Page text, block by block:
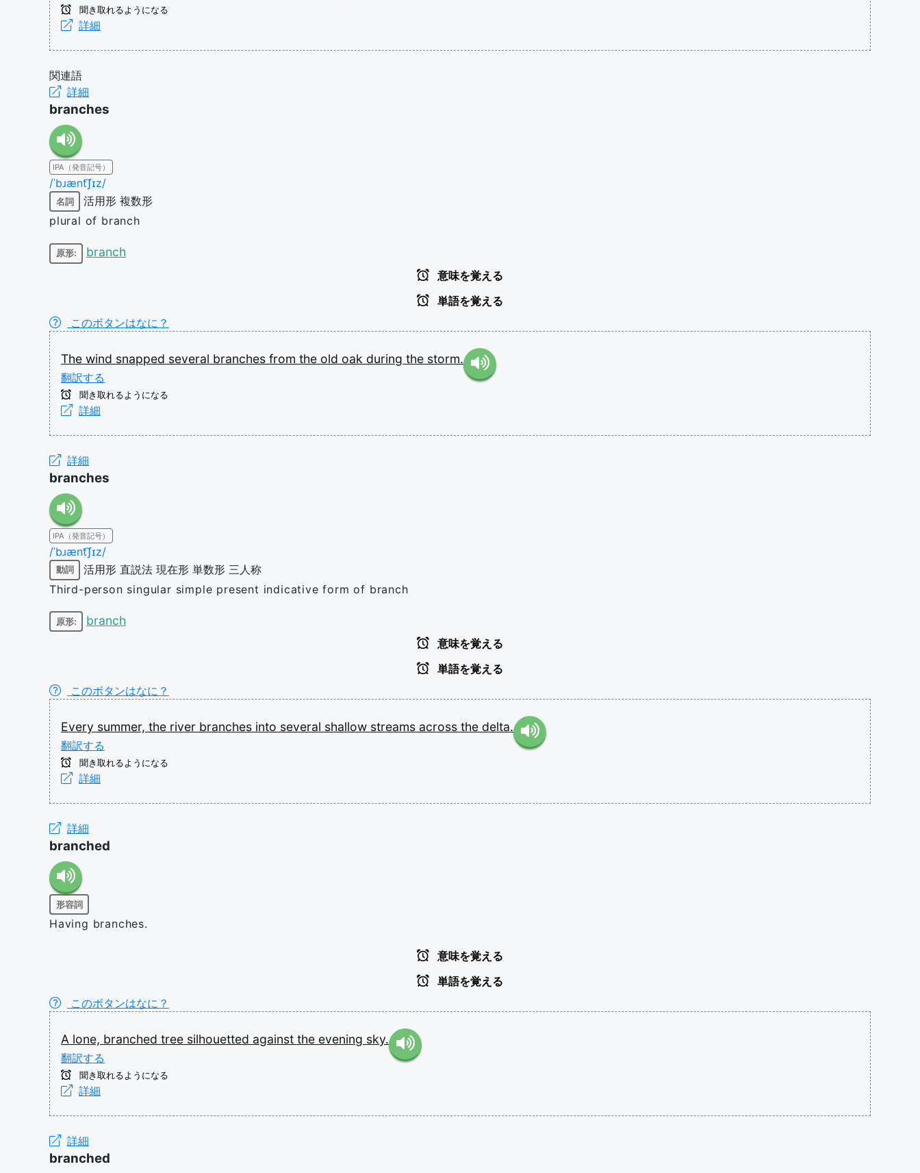
聞き取れるようになる
詳細
関連語
詳細
branches
IPA（発音記号）
/ˈbɹænt͡ʃɪz/
名詞 活用形 複数形
plural of branch
原形: branch
意味を覚える
単語を覚える
このボタンはなに？
The wind snapped several branches from the old oak during the storm.
翻訳する
聞き取れるようになる
詳細
詳細
branches
IPA（発音記号）
/ˈbɹænt͡ʃɪz/
動詞 活用形 直説法 現在形 単数形 三人称
Third-person singular simple present indicative form of branch
原形: branch
意味を覚える
単語を覚える
このボタンはなに？
Every summer, the river branches into several shallow streams across the delta.
翻訳する
聞き取れるようになる
詳細
詳細
branched
形容詞
Having branches.
意味を覚える
単語を覚える
このボタンはなに？
A lone, branched tree silhouetted against the evening sky.
翻訳する
聞き取れるようになる
詳細
詳細
branched